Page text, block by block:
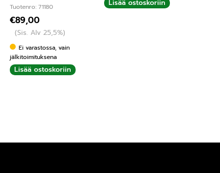
Tuotenro: 71180
€89,00
(Sis. Alv 25,5%)
Ei varastossa, vain
jälkitoimituksena
Lisää ostoskoriin
Lisää ostoskoriin